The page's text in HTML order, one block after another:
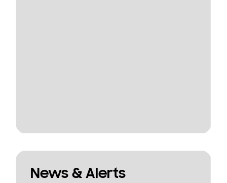
News & Alerts